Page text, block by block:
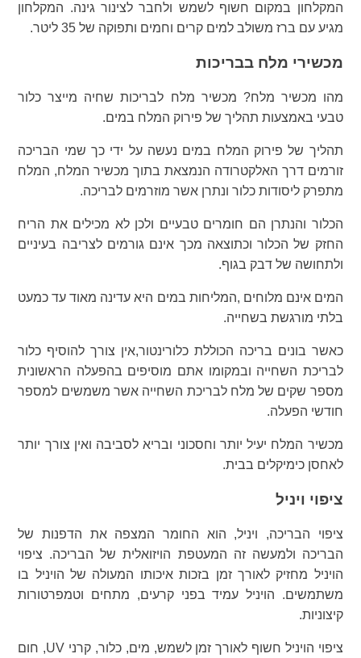
המקלחון במקום חשוף לשמש ולחבר לצינור גינה. המקלחון
מגיע עם ברז משולב למים קרים וחמים ותפוקה של 35 ליטר.
מכשירי מלח בבריכות
מהו מכשיר מלח? מכשיר מלח לבריכות שחיה מייצר כלור
טבעי באמצעות תהליך של פירוק המלח במים.
תהליך של פירוק המלח במים נעשה על ידי כך שמי הבריכה
זורמים דרך האלקטרודה הנמצאת בתוך מכשיר המלח, המלח
מתפרק ליסודות כלור ונתרן אשר מוזרמים לבריכה.
הכלור והנתרן הם חומרים טבעיים ולכן לא מכילים את הריח
החזק של הכלור וכתוצאה מכך אינם גורמים לצריבה בעיניים
ולתחושה של דבק בגוף.
המים אינם מלוחים ,המליחות במים היא עדינה מאוד עד כמעט
בלתי מורגשת בשחייה.
כאשר בונים בריכה הכוללת כלורינטור,אין צורך להוסיף כלור
לבריכת השחייה ובמקומו אתם מוסיפים בהפעלה הראשונית
מספר שקים של מלח לבריכת השחייה אשר משמשים למספר
חודשי הפעלה.
מכשיר המלח יעיל יותר וחסכוני ובריא לסביבה ואין צורך יותר
לאחסן כימיקלים בבית.
ציפוי ויניל
ציפוי הבריכה, ויניל, הוא החומר המצפה את הדפנות של
הבריכה ולמעשה זה המעטפת הויזואלית של הבריכה. ציפוי
הויניל מחזיק לאורך זמן בזכות איכותו המעולה של הויניל בו
משתמשים. הויניל עמיד בפני קרעים, מתחים וטמפרטורות
קיצוניות.
ציפוי הויניל חשוף לאורך זמן לשמש, מים, כלור, קרני UV, חום